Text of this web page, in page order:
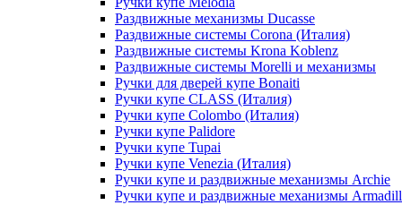
Раздвижные механизмы Ducasse
Раздвижные системы Corona (Италия)
Раздвижные системы Krona Koblenz
Раздвижные системы Morelli и механизмы
Ручки для дверей купе Bonaiti
Ручки купе CLASS (Италия)
Ручки купе Colombo (Италия)
Ручки купе Palidore
Ручки купе Tupai
Ручки купе Venezia (Италия)
Ручки купе и раздвижные механизмы Archie
Ручки купе и раздвижные механизмы